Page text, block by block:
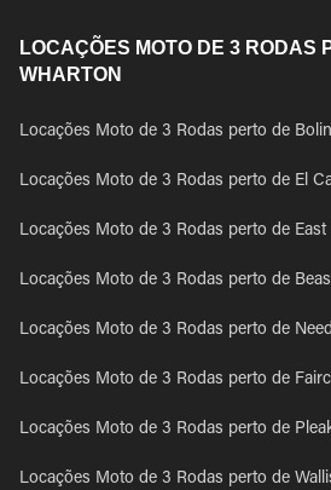
LOCAÇÕES MOTO DE 3 RODAS
WHARTON
Locações Moto de 3 Rodas perto de
Locações Moto de 3 Rodas perto de El
Locações Moto de 3 Rodas perto de East
Locações Moto de 3 Rodas perto de
Locações Moto de 3 Rodas perto de
Locações Moto de 3 Rodas perto de
Locações Moto de 3 Rodas perto de
Locações Moto de 3 Rodas perto de